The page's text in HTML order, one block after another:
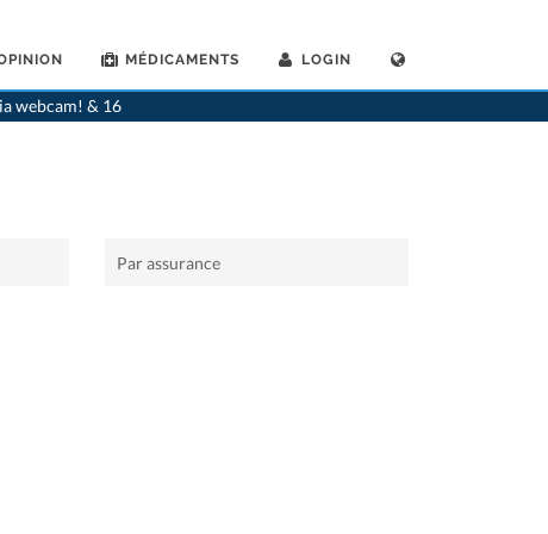
MÉDICAMENTS LOGIN
webcam! & 16
>Accueil>Carouge-GE>Rhumatologues